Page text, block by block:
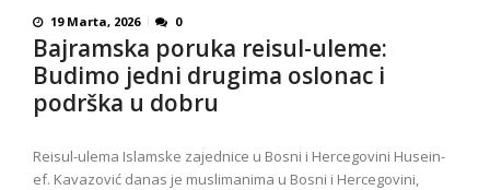
19 Marta, 2026 0
Bajramska poruka reisul-uleme:
Budimo jedni drugima oslonac i
podrška u dobru
Reisul-ulema Islamske zajednice u Bosni i Hercegovini Husein-
ef. Kavazović danas je muslimanima u Bosni i Hercegovini,